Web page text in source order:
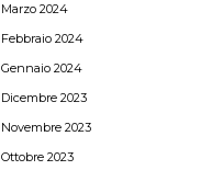
Marzo 2024
Febbraio 2024
Gennaio 2024
Dicembre 2023
Novembre 2023
Ottobre 2023